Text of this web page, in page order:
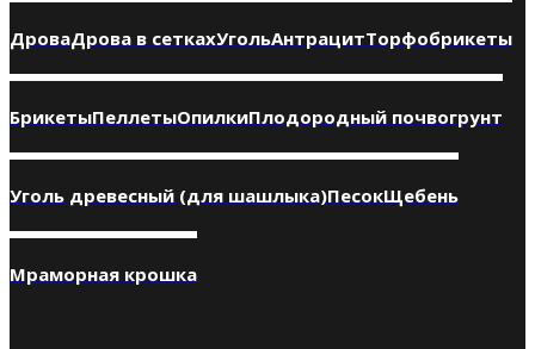
ДроваДрова в сеткахУгольАнтрацитТорфобрикеты
БрикетыПеллетыОпилкиПлодородный почвогрунт
Уголь древесный (для шашлыка)ПесокЩебень
Мраморная крошка